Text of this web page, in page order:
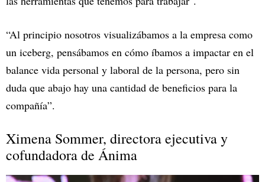
“Al principio nosotros visualizábamos a la empresa como
un iceberg, pensábamos en cómo íbamos a impactar en el
balance vida personal y laboral de la persona, pero sin
duda que abajo hay una cantidad de beneficios para la
compañía”.
Ximena Sommer, directora ejecutiva y
cofundadora de Ánima